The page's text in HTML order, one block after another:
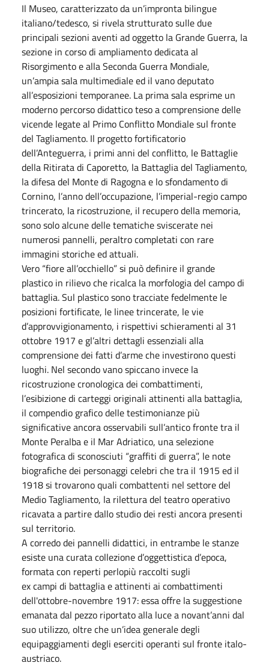
Il Museo, caratterizzato da un’impronta bilingue
italiano/tedesco, si rivela strutturato sulle due
principali sezioni aventi ad oggetto la Grande Guerra, la
sezione in corso di ampliamento dedicata al
Risorgimento e alla Seconda Guerra Mondiale,
un’ampia sala multimediale ed il vano deputato
all’esposizioni temporanee. La prima sala esprime un
moderno percorso didattico teso a comprensione delle
vicende legate al Primo Conflitto Mondiale sul fronte
del Tagliamento. Il progetto fortificatorio
dell’Anteguerra, i primi anni del conflitto, le Battaglie
della Ritirata di Caporetto, la Battaglia del Tagliamento,
la difesa del Monte di Ragogna e lo sfondamento di
Cornino, l’anno dell’occupazione, l’imperial-regio campo
trincerato, la ricostruzione, il recupero della memoria,
sono solo alcune delle tematiche sviscerate nei
numerosi pannelli, peraltro completati con rare
immagini storiche ed attuali.
Vero “fiore all’occhiello” si può definire il grande
plastico in rilievo che ricalca la morfologia del campo di
battaglia. Sul plastico sono tracciate fedelmente le
posizioni fortificate, le linee trincerate, le vie
d’approvvigionamento, i rispettivi schieramenti al 31
ottobre 1917 e gl’altri dettagli essenziali alla
comprensione dei fatti d’arme che investirono questi
luoghi. Nel secondo vano spiccano invece la
ricostruzione cronologica dei combattimenti,
l’esibizione di carteggi originali attinenti alla battaglia,
il compendio grafico delle testimonianze più
significative ancora osservabili sull’antico fronte tra il
Monte Peralba e il Mar Adriatico, una selezione
fotografica di sconosciuti “graffiti di guerra”, le note
biografiche dei personaggi celebri che tra il 1915 ed il
1918 si trovarono quali combattenti nel settore del
Medio Tagliamento, la rilettura del teatro operativo
ricavata a partire dallo studio dei resti ancora presenti
sul territorio.
A corredo dei pannelli didattici, in entrambe le stanze
esiste una curata collezione d’oggettistica d’epoca,
formata con reperti perlopiù raccolti sugli
ex campi di battaglia e attinenti ai combattimenti
dell'ottobre-novembre 1917: essa offre la suggestione
emanata dal pezzo riportato alla luce a novant’anni dal
suo utilizzo, oltre che un’idea generale degli
equipaggiamenti degli eserciti operanti sul fronte italo-
austriaco.